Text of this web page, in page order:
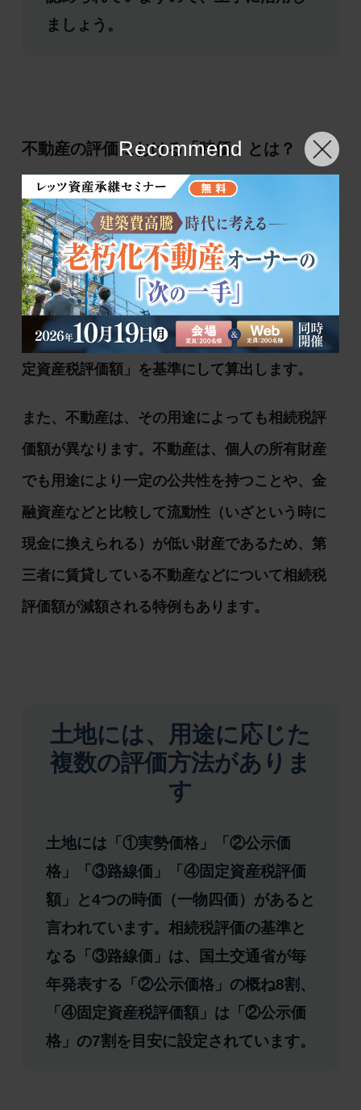
ましょう。
不動産の評価における「時価」とは？
不動産は一つひとつ個別性が強く、また市場取
引ではなく相対取引であるため価格を決定しに
くい特徴があるため、相続税評価額の算出方法
は少し複雑です。土地は国税庁が定めた「路線
価」を基準に、建物は市区町村が決定した「固
定資産税評価額」を基準にして算出します。
また、不動産は、その用途によっても相続税評
価額が異なります。不動産は、個人の所有財産
でも用途により一定の公共性を持つことや、金
融資産などと比較して流動性（いざという時に
現金に換えられる）が低い財産であるため、第
三者に賃貸している不動産などについて相続税
評価額が減額される特例もあります。
土地には、用途に応じた
複数の評価方法がありま
す
土地には「①実勢価格」「②公示価
格」「③路線価」「④固定資産税評価
額」と4つの時価（一物四価）があると
言われています。相続税評価の基準と
なる「③路線価」は、国土交通省が毎
年発表する「②公示価格」の概ね8割、
「④固定資産税評価額」は「②公示価
格」の7割を目安に設定されています。
Recommend